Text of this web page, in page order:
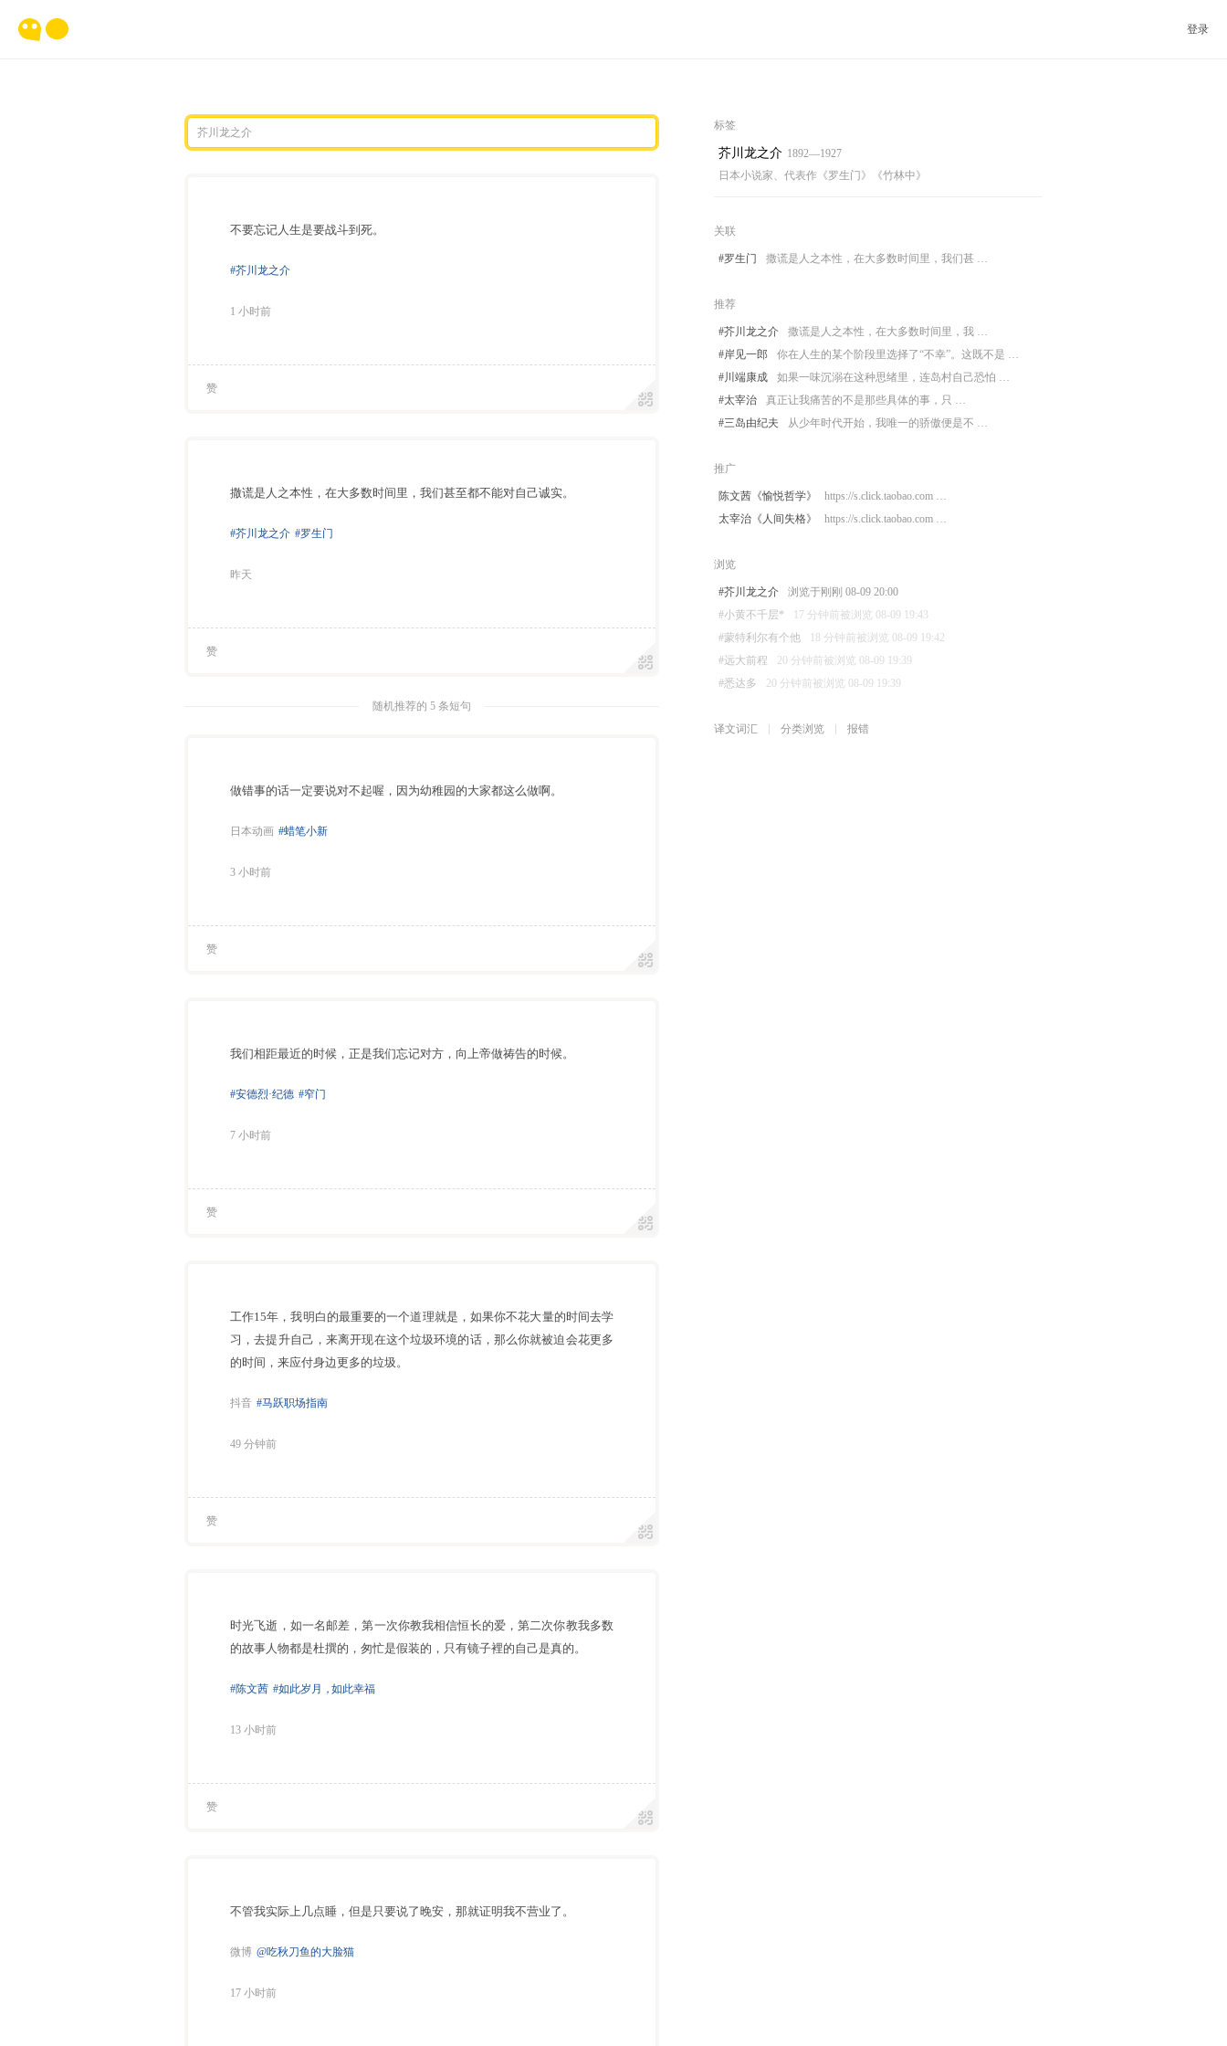
登录
不要忘记人生是要战斗到死。
#芥川龙之介
1 小时前
赞
撒谎是人之本性，在大多数时间里，我们甚至都不能对自己诚实。
#芥川龙之介 #罗生门
昨天
赞
随机推荐的 5 条短句
做错事的话一定要说对不起喔，因为幼稚园的大家都这么做啊。
日本动画 #蜡笔小新
3 小时前
赞
我们相距最近的时候，正是我们忘记对方，向上帝做祷告的时候。
#安德烈·纪德 #窄门
7 小时前
赞
工作15年，我明白的最重要的一个道理就是，如果你不花大量的时间去学
习，去提升自己，来离开现在这个垃圾环境的话，那么你就被迫会花更多
的时间，来应付身边更多的垃圾。
抖音 #马跃职场指南
49 分钟前
赞
时光飞逝，如一名邮差，第一次你教我相信恒长的爱，第二次你教我多数
的故事人物都是杜撰的，匆忙是假装的，只有镜子裡的自己是真的。
#陈文茜 #如此岁月 ，如此幸福
13 小时前
赞
不管我实际上几点睡，但是只要说了晚安，那就证明我不营业了。
微博 @吃秋刀鱼的大脸猫
17 小时前
标签
芥川龙之介 1892—1927
日本小说家、代表作《罗生门》《竹林中》
关联
#罗生门 撒谎是人之本性，在大多数时间里，我们甚 …
推荐
#芥川龙之介
撒谎是人之本性，在大多数时间里，我 …
#岸见一郎
你在人生的某个阶段里选择了“不幸”。这既不是 …
#川端康成
如果一味沉溺在这种思绪里，连岛村自己恐怕 …
#太宰治
真正让我痛苦的不是那些具体的事，只 …
#三岛由纪夫
从少年时代开始，我唯一的骄傲便是不 …
推广
陈文茜《愉悦哲学》
https://s.click.taobao.com …
太宰治《人间失格》
https://s.click.taobao.com …
浏览
#芥川龙之介
浏览于刚刚 08-09 20:00
#小黄不千层*
17 分钟前被浏览 08-09 19:43
#蒙特利尔有个他
18 分钟前被浏览 08-09 19:42
#远大前程
20 分钟前被浏览 08-09 19:39
#悉达多
20 分钟前被浏览 08-09 19:39
译文词汇 分类浏览 报错